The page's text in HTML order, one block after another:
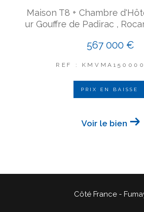
Maison T8 + Chambre
ur Gouffre de Padirac ,
567 000 €
REF :
PRIX EN BAISSE
Voir le bien
Côté France -